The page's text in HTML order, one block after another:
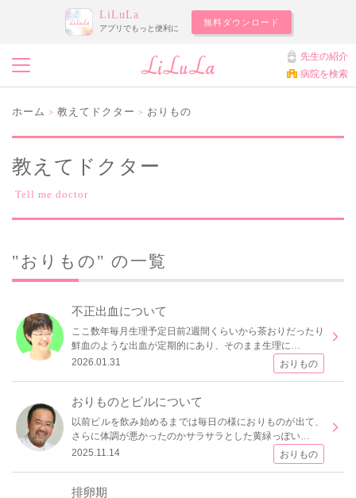
LiLuLa
アプリでもっと便利に
無料ダウンロード
先生の紹介
病院を検索
ホーム > 教えてドクター > おりもの
教えてドクター
Tell me doctor
"おりもの" の一覧
不正出血について
ここ数年毎月生理予定日前2週間くらいから茶おりだったり
鮮血のような出血が定期的にあり、そのまま生理に…
2026.01.31
おりもの
おりものとピルについて
以前ピルを飲み始めるまでは毎日の様におりものが出て、
さらに体調が悪かったのかサラサラとした黄緑っぽい…
2025.11.14
おりもの
排卵期